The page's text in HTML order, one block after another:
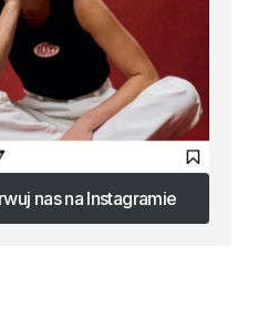
nas na Instagramie
nas na Instagramie